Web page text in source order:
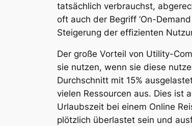
tatsächlich verbrauchst,
oft auch der Begriff ’On-
Steigerung der effizienten
Der große Vorteil von Utility-
sie nutzen, wenn sie diese
Durchschnitt mit 15%
vielen Ressourcen aus. Dies ist
Urlaubszeit bei einem Online
plötzlich überlastet sein und